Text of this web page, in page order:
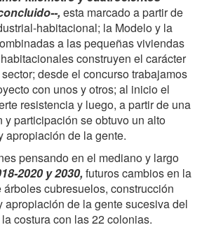
, esta marcado a partir de
habitacional; la Modelo y la
a las pequeñas viviendas
construyen el carácter
desde el concurso trabajamos
con unos y otros; al inicio el
resistencia y luego, a partir de una
participación se obtuvo un alto
apropiación de la gente.
pensando en el mediano y largo
2020 y 2030, futuros cambios en la
cubresuelos, construcción
apropiación de la gente sucesiva del
costura con las 22 colonias.